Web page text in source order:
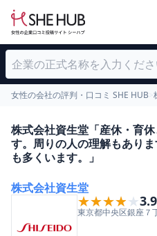
女性の会社の評判・口コミ SHE HUB
株式会社資生堂「産休・育
す。周りの人の理解もあり
も多くいます。」
株式会社資生堂
★★★★★
★★★★★3.9
東京都中央区銀座７